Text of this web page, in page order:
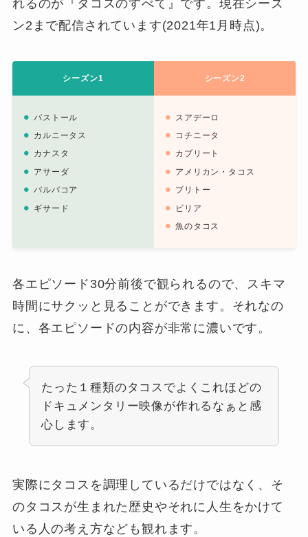
れるのが『タコスのすべて』です。現在シーズ
ン2まで配信されています(2021年1月時点)。
シーズン1 シーズン2
パストール
カルニータス
カナスタ
アサーダ
バルバコア
ギサード
スアデーロ
コチニータ
カブリート
アメリカン・タコス
ブリトー
ビリア
魚のタコス
各エピソード30分前後で観られるので、スキマ
時間にサクッと見ることができます。それなの
に、各エピソードの内容が非常に濃いです。
たった１種類のタコスでよくこれほどの
ドキュメンタリー映像が作れるなぁと感
心します。
実際にタコスを調理しているだけではなく、そ
のタコスが生まれた歴史やそれに人生をかけて
いる人の考え方なども観れます。